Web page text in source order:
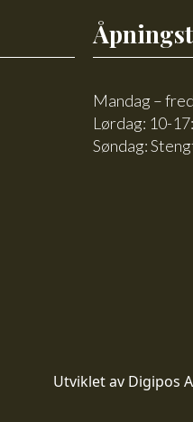
Mandag –
Lørdag: 10-
Søndag:
Utviklet av Digipos